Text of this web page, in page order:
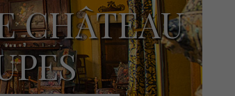
CHÂTEAU